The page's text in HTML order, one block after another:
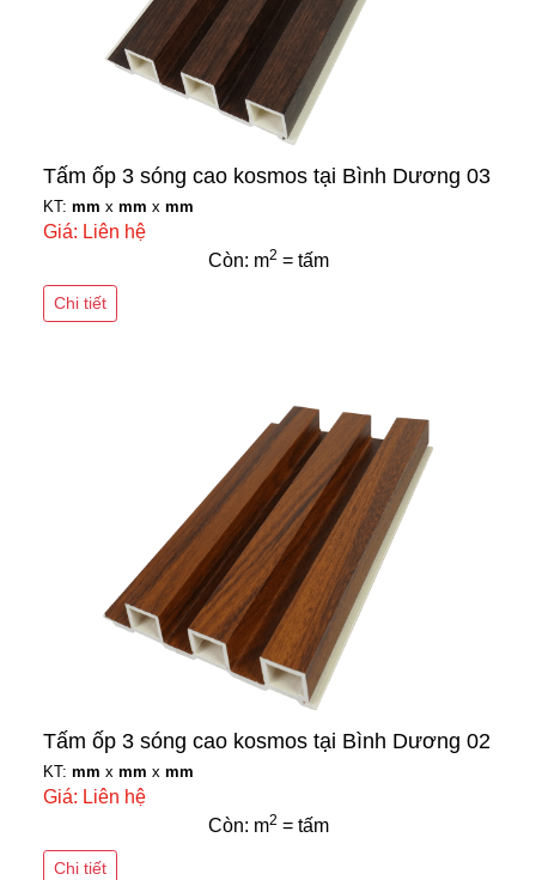
Tấm ốp 3 sóng cao kosmos tại Bình Dương 03
KT: mm x mm x mm
Giá: Liên hệ
Còn: m2 = tấm
Chi tiết
Tấm ốp 3 sóng cao kosmos tại Bình Dương 02
KT: mm x mm x mm
Giá: Liên hệ
Còn: m2 = tấm
Chi tiết